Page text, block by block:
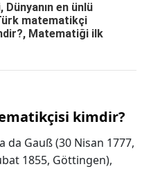
en ünlü
matematikçi
Matematiği ilk
kimdir?
da Gauß (30 Nisan 1777,
1855, Göttingen),